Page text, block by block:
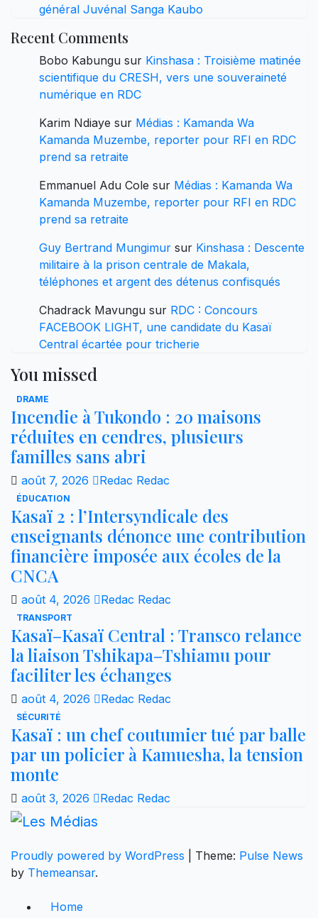
général Juvénal Sanga Kaubo
Recent Comments
Bobo Kabungu sur Kinshasa : Troisième matinée
scientifique du CRESH, vers une souveraineté
numérique en RDC
Karim Ndiaye sur Médias : Kamanda Wa
Kamanda Muzembe, reporter pour RFI en RDC
prend sa retraite
Emmanuel Adu Cole sur Médias : Kamanda Wa
Kamanda Muzembe, reporter pour RFI en RDC
prend sa retraite
Guy Bertrand Mungimur sur Kinshasa : Descente
militaire à la prison centrale de Makala,
téléphones et argent des détenus confisqués
Chadrack Mavungu sur RDC : Concours
FACEBOOK LIGHT, une candidate du Kasaï
Central écartée pour tricherie
You missed
DRAME
Incendie à Tukondo : 20 maisons
réduites en cendres, plusieurs
familles sans abri
août 7, 2026 Redac Redac
ÉDUCATION
Kasaï 2 : l’Intersyndicale des
enseignants dénonce une contribution
financière imposée aux écoles de la
CNCA
août 4, 2026 Redac Redac
TRANSPORT
Kasaï–Kasaï Central : Transco relance
la liaison Tshikapa–Tshiamu pour
faciliter les échanges
août 4, 2026 Redac Redac
SÉCURITÉ
Kasaï : un chef coutumier tué par balle
par un policier à Kamuesha, la tension
monte
août 3, 2026 Redac Redac
Proudly powered by WordPress Theme: Pulse News
by Themeansar.
Home